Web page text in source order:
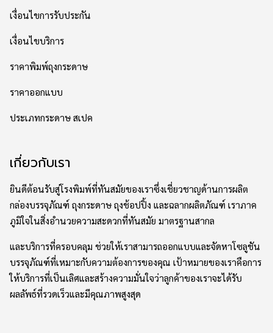
เงื่อนไขการรับประกัน
เงื่อนไขบริการ
ราคาพิมพ์ถุงกระดาษ
ราคาออกแบบ
ประเภทกระดาษ สเปค
เกี่ยวกับเรา
ยินดีต้อนรับสู่โรงพิมพ์ที่ทันสมัยของเราซึ่งเชี่ยวชาญด้านการผลิต
กล่องบรรจุภัณฑ์ ถุงกระดาษ ถุงช้อปปิ้ง และฉลากผลิตภัณฑ์ เราภาค
ภูมิใจในสิ่งอำนวยความสะดวกที่ทันสมัย มาตรฐานสากล
และบริการที่ครอบคลุม ช่วยให้เราสามารถออกแบบและจัดหาโซลูชัน
บรรจุภัณฑ์ที่เหมาะกับความต้องการของคุณ เป้าหมายของเราคือการ
ให้บริการที่เป็นเลิศและสร้างความมั่นใจว่าลูกค้าของเราจะได้รับ
ผลลัพธ์ที่รวดเร็วและมีคุณภาพสูงสุด